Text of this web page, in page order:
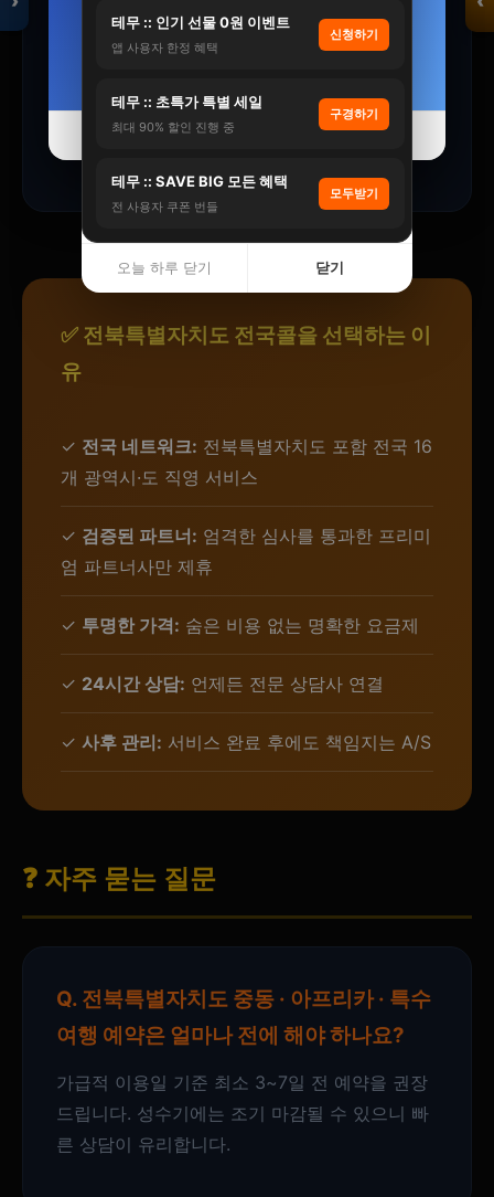
④
서비스 이용
✅ 전북특별자치도 전국콜을 선택하는 이
유
✓ 전국 네트워크: 전북특별자치도 포함 전국 16
개 광역시·도 직영 서비스
✓ 검증된 파트너: 엄격한 심사를 통과한 프리미
엄 파트너사만 제휴
✓ 투명한 가격: 숨은 비용 없는 명확한 요금제
✓ 24시간 상담: 언제든 전문 상담사 연결
✓ 사후 관리: 서비스 완료 후에도 책임지는 A/S
❓ 자주 묻는 질문
Q. 전북특별자치도 중동 · 아프리카 · 특수
여행 예약은 얼마나 전에 해야 하나요?
가급적 이용일 기준 최소 3~7일 전 예약을 권장
드립니다. 성수기에는 조기 마감될 수 있으니 빠
른 상담이 유리합니다.
테무 :: 인기 선물 0원 이벤트
앱 사용자 한정 혜택
신청하기
테무 :: 초특가 특별 세일
최대 90% 할인 진행 중
구경하기
테무 :: SAVE BIG 모든 혜택
전 사용자 쿠폰 번들
모두받기
오늘 하루 닫기 닫기
자세히 보기 →
오늘 하루 닫기 닫기
자세히 보기 →
오늘 하루 닫기 닫기